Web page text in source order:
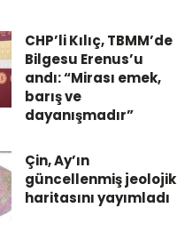
CHP’li Kılıç, TBMM’de
Bilgesu Erenus’u
andı: “Mirası emek,
barış ve
dayanışmadır”
Çin, Ay’ın
güncellenmiş jeolojik
haritasını yayımladı